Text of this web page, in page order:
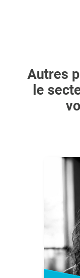
Autres
le